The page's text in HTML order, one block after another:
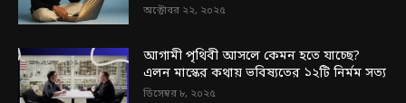
অক্টোবর ২২, ২০২৫
আগামী পৃথিবী আসলে কেমন হতে যাচ্ছে?
এলন মাস্কের কথায় ভবিষ্যতের ১২টি নির্মম সত্য
ডিসেম্বর ৮, ২০২৫